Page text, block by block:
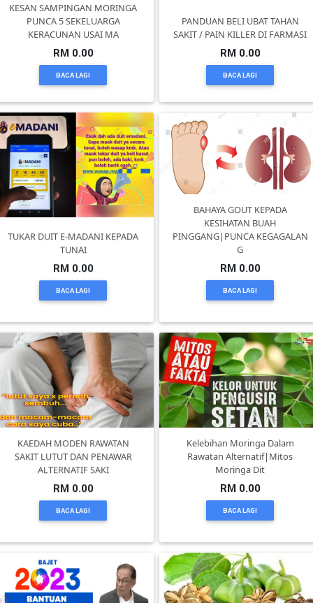
KESAN SAMPINGAN MORINGA
PUNCA 5 SEKELUARGA
KERACUNAN USAI MA
RM 0.00
BACA LAGI
PANDUAN BELI UBAT TAHAN
SAKIT / PAIN KILLER DI FARMASI
RM 0.00
BACA LAGI
TUKAR DUIT E-MADANI KEPADA
TUNAI
RM 0.00
BACA LAGI
BAHAYA GOUT KEPADA
KESIHATAN BUAH
PINGGANG|PUNCA KEGAGALAN
G
RM 0.00
BACA LAGI
KAEDAH MODEN RAWATAN
SAKIT LUTUT DAN PENAWAR
ALTERNATIF SAKI
RM 0.00
BACA LAGI
Kelebihan Moringa Dalam
Rawatan Alternatif|Mitos
Moringa Dit
RM 0.00
BACA LAGI
PERCUTIAN
PELANCONGAN(1)
RUMAH
&
BARANG
PERIBADI(4)
PEKERJAAN(0)
SERVIS(17)
HARTA
BENDA(1)
LAIN-
LAIN
KEPERLUAN(16)
SELECT
NEGERI
SELANGOR(37)
PAHANG(13)
KELANTAN(22)